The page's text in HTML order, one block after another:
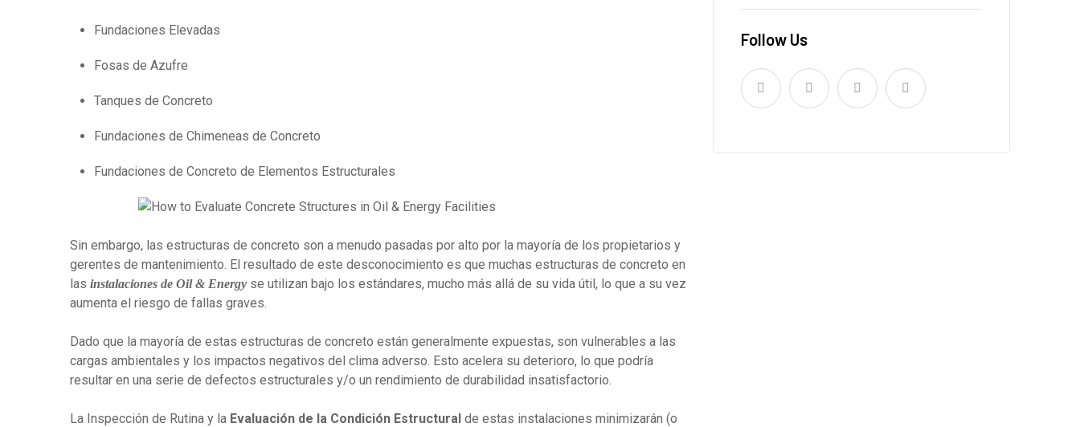
Fundaciones Elevadas
Fosas de Azufre
Tanques de Concreto
Fundaciones de Chimeneas de Concreto
Fundaciones de Concreto de Elementos Estructurales
Sin embargo, las estructuras de concreto son a menudo pasadas por alto por la mayoría de los propietarios y
gerentes de mantenimiento. El resultado de este desconocimiento es que muchas estructuras de concreto en
las instalaciones de Oil & Energy se utilizan bajo los estándares, mucho más allá de su vida útil, lo que a su vez
aumenta el riesgo de fallas graves.
Dado que la mayoría de estas estructuras de concreto están generalmente expuestas, son vulnerables a las
cargas ambientales y los impactos negativos del clima adverso. Esto acelera su deterioro, lo que podría
resultar en una serie de defectos estructurales y/o un rendimiento de durabilidad insatisfactorio.
La Inspección de Rutina y la Evaluación de la Condición Estructural de estas instalaciones minimizarán (o
Follow Us